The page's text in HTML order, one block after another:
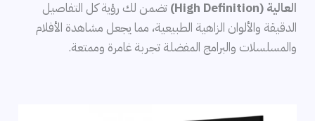
العالية (High Definition)
تضمن لك رؤية كل التفاصيل
الدقيقة والألوان الزاهية الطبيعية، مما يجعل مشاهدة الأفلام
والمسلسلات والبرامج المفضلة تجربة غامرة وممتعة.